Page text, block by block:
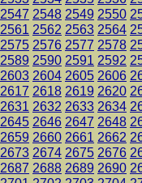
2547 2548 2549 2550
2561 2562 2563 2564
2575 2576 2577 2578
2589 2590 2591 2592
2603 2604 2605 2606
2617 2618 2619 2620
2631 2632 2633 2634
2645 2646 2647 2648
2659 2660 2661 2662
2673 2674 2675 2676
2687 2688 2689 2690